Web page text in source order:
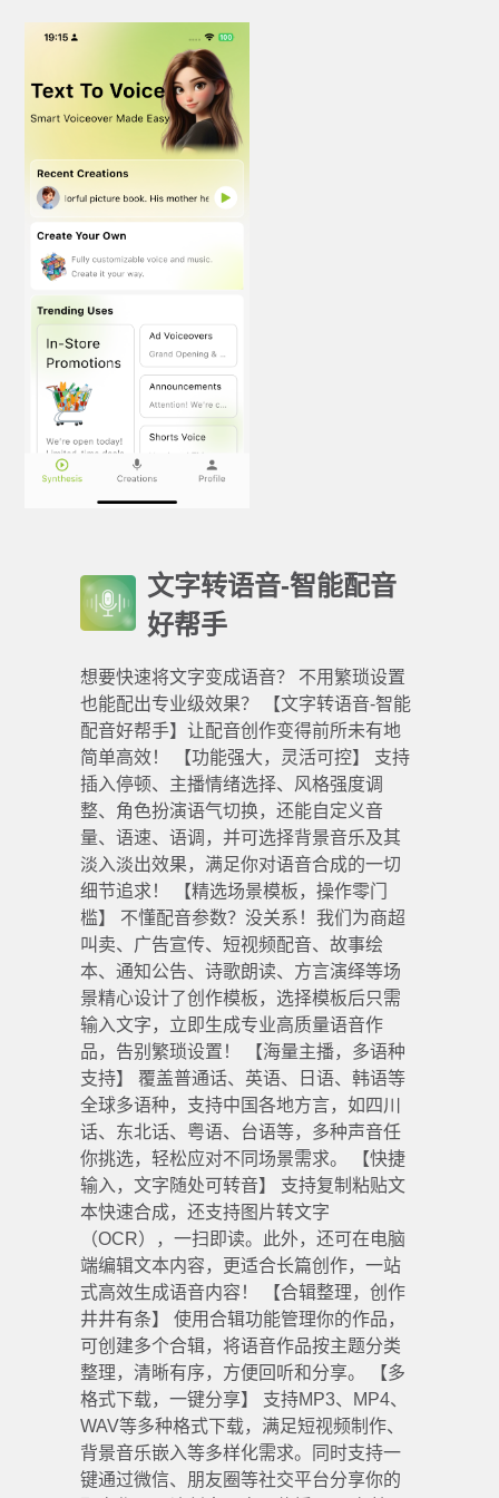
文字转语音-智能配音
好帮手
想要快速将文字变成语音？ 不用繁琐设置
也能配出专业级效果？ 【文字转语音-智能
配音好帮手】让配音创作变得前所未有地
简单高效！ 【功能强大，灵活可控】 支持
插入停顿、主播情绪选择、风格强度调
整、角色扮演语气切换，还能自定义音
量、语速、语调，并可选择背景音乐及其
淡入淡出效果，满足你对语音合成的一切
细节追求！ 【精选场景模板，操作零门
槛】 不懂配音参数？没关系！我们为商超
叫卖、广告宣传、短视频配音、故事绘
本、通知公告、诗歌朗读、方言演绎等场
景精心设计了创作模板，选择模板后只需
输入文字，立即生成专业高质量语音作
品，告别繁琐设置！ 【海量主播，多语种
支持】 覆盖普通话、英语、日语、韩语等
全球多语种，支持中国各地方言，如四川
话、东北话、粤语、台语等，多种声音任
你挑选，轻松应对不同场景需求。 【快捷
输入，文字随处可转音】 支持复制粘贴文
本快速合成，还支持图片转文字
（OCR），一扫即读。此外，还可在电脑
端编辑文本内容，更适合长篇创作，一站
式高效生成语音内容！ 【合辑整理，创作
井井有条】 使用合辑功能管理你的作品，
可创建多个合辑，将语音作品按主题分类
整理，清晰有序，方便回听和分享。 【多
格式下载，一键分享】 支持MP3、MP4、
WAV等多种格式下载，满足短视频制作、
背景音乐嵌入等多样化需求。同时支持一
键通过微信、朋友圈等社交平台分享你的